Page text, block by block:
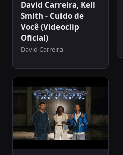
David Carreira, Kell
Smith - Cuido de
Você (Videoclip
Oficial)
David Carreira